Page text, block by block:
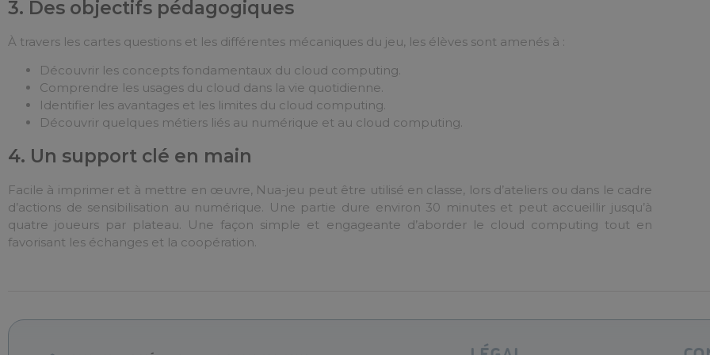
3. Des objectifs pédagogiques
À travers les cartes questions et les différentes mécaniques du jeu, les élèves sont amenés à :
Découvrir les concepts fondamentaux du cloud computing.
Comprendre les usages du cloud dans la vie quotidienne.
Identifier les avantages et les limites du cloud computing.
Découvrir quelques métiers liés au numérique et au cloud computing.
4. Un support clé en main
Facile à imprimer et à mettre en œuvre, Nua-jeu peut être utilisé en classe, lors d’ateliers ou dans le cadre
d’actions de sensibilisation au numérique. Une partie dure environ 30 minutes et peut accueillir jusqu’à
quatre joueurs par plateau. Une façon simple et engageante d’aborder le cloud computing tout en
favorisant les échanges et la coopération.